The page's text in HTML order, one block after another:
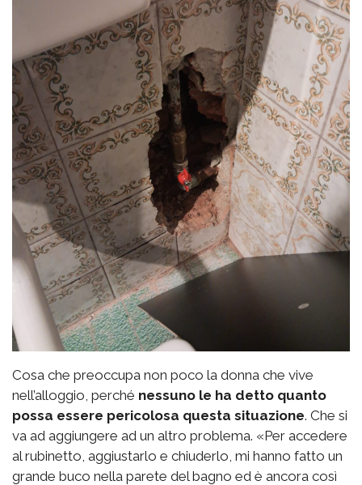
Cosa che preoccupa non poco la donna che vive
nell’alloggio, perché nessuno le ha detto quanto
possa essere pericolosa questa situazione. Che si
va ad aggiungere ad un altro problema. «Per accedere
al rubinetto, aggiustarlo e chiuderlo, mi hanno fatto un
grande buco nella parete del bagno ed è ancora così